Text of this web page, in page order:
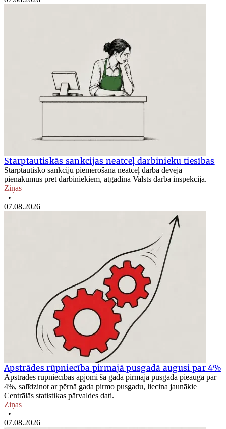
Starptautiskās sankcijas neatceļ darbinieku tiesības
Starptautisko sankciju piemērošana neatceļ darba devēja
pienākumus pret darbiniekiem, atgādina Valsts darba inspekcija.
Ziņas
•
07.08.2026
Apstrādes rūpniecība pirmajā pusgadā augusi par 4%
Apstrādes rūpniecības apjomi šā gada pirmajā pusgadā pieauga par
4%, salīdzinot ar pērnā gada pirmo pusgadu, liecina jaunākie
Centrālās statistikas pārvaldes dati.
Ziņas
•
07.08.2026